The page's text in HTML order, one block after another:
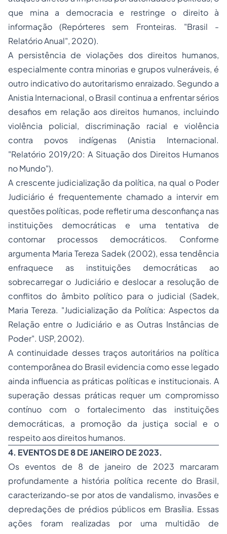
que mina a democracia e restringe o direito à
informação (Repórteres sem Fronteiras. "Brasil -
Relatório Anual", 2020).
A persistência de violações dos direitos humanos,
especialmente contra minorias e grupos vulneráveis, é
outro indicativo do autoritarismo enraizado. Segundo a
Anistia Internacional, o Brasil continua a enfrentar sérios
desafios em relação aos direitos humanos, incluindo
violência policial, discriminação racial e violência
contra povos indígenas (Anistia Internacional.
"Relatório 2019/20: A Situação dos Direitos Humanos
no Mundo").
A crescente judicialização da política, na qual o Poder
Judiciário é frequentemente chamado a intervir em
questões políticas, pode refletir uma desconfiança nas
instituições democráticas e uma tentativa de
contornar processos democráticos. Conforme
argumenta Maria Tereza Sadek (2002), essa tendência
enfraquece as instituições democráticas ao
sobrecarregar o Judiciário e deslocar a resolução de
conflitos do âmbito político para o judicial (Sadek,
Maria Tereza. "Judicialização da Política: Aspectos da
Relação entre o Judiciário e as Outras Instâncias de
Poder". USP, 2002).
A continuidade desses traços autoritários na política
contemporânea do Brasil evidencia como esse legado
ainda influencia as práticas políticas e institucionais. A
superação dessas práticas requer um compromisso
contínuo com o fortalecimento das instituições
democráticas, a promoção da justiça social e o
respeito aos direitos humanos.
4. EVENTOS DE 8 DE JANEIRO DE 2023.
Os eventos de 8 de janeiro de 2023 marcaram
profundamente a história política recente do Brasil,
caracterizando-se por atos de vandalismo, invasões e
depredações de prédios públicos em Brasília. Essas
ações foram realizadas por uma multidão de